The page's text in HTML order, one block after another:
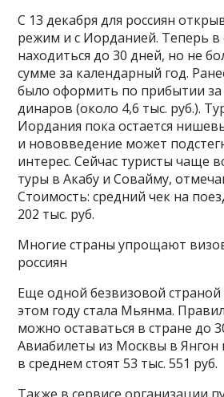
С 13 декабря для россиян
режим и с Иорданией. Теперь
находиться до 30 дней, но не
сумме за календарный год.
было оформить по прибытии за
динаров (около 4,6 тыс. руб.).
Иордания пока остается
и нововведение может
интерес. Сейчас туристы чаще
туры в Акабу и Совайму,
Стоимость: средний чек на
202 тыс. руб.
Многие страны упрощают
россиян
Еще одной безвизовой страной
этом году стала Мьянма.
можно оставаться в стране до
Авиабилеты из Москвы в Янгон
в среднем стоят 53 тыс. 551 руб.